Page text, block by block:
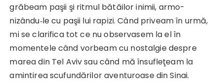
grăbeam paşii şi ritmul bătăilor inimii, armo­
nizându‑le cu paşii lui rapizi. Când priveam în urmă,
mi se clarifica tot ce nu observasem la el în
momentele când vor­beam cu nostalgie despre
marea din Tel Aviv sau când mă însufleţeam la
amintirea scufundărilor aventuroase din Sinai.